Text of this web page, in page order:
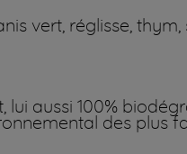
vert, réglisse, thym,
aussi 100%
des plus